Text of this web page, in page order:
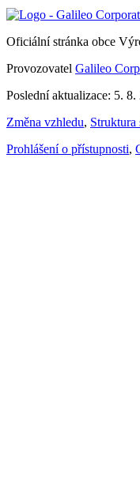
Oficiální stránka obce
Provozovatel Galileo
Poslední aktualizace: 5. 8.
Změna vzhledu, Struktura
Prohlášení o přístupnosti,